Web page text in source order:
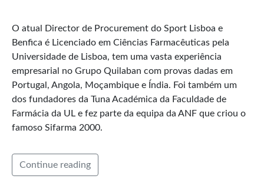
O atual Director de Procurement do Sport Lisboa e
Benfica é Licenciado em Ciências Farmacêuticas pela
Universidade de Lisboa, tem uma vasta experiência
empresarial no Grupo Quilaban com provas dadas em
Portugal, Angola, Moçambique e Índia. Foi também um
dos fundadores da Tuna Académica da Faculdade de
Farmácia da UL e fez parte da equipa da ANF que criou o
famoso Sifarma 2000.
Continue reading